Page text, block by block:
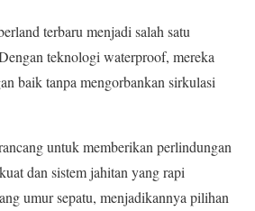
terbaru menjadi salah satu
teknologi waterproof, mereka
baik tanpa mengorbankan sirkulasi
untuk memberikan perlindungan
dan sistem jahitan yang rapi
umur sepatu, menjadikannya pilihan